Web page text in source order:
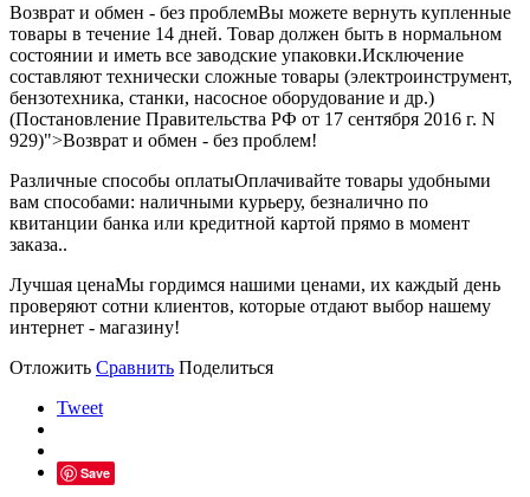
Возврат и обмен - без проблемВы можете вернуть купленные
товары в течение 14 дней. Товар должен быть в нормальном
состоянии и иметь все заводские упаковки.Исключение
составляют технически сложные товары (электроинструмент,
бензотехника, станки, насосное оборудование и др.)
(Постановление Правительства РФ от 17 сентября 2016 г. N
929)">Возврат и обмен - без проблем!
Различные способы оплатыОплачивайте товары удобными
вам способами: наличными курьеру, безналично по
квитанции банка или кредитной картой прямо в момент
заказа..
Лучшая ценаМы гордимся нашими ценами, их каждый день
проверяют сотни клиентов, которые отдают выбор нашему
интернет - магазину!
Отложить Сравнить Поделиться
Tweet
Save